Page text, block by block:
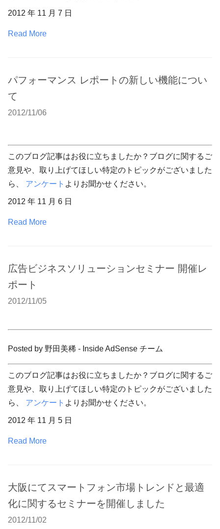
2012 年 11 月 7 日
Read More
パフォーマンス レポートの新しい機能につい
て
2012/11/06
このブログ記事はお役に立ちましたか？ブログに関するご
意見や、取り上げてほしい特定のトピックがございました
ら、 アンケート よりお聞かせください。
2012 年 11 月 6 日
Read More
広告ビジネスソリューションセミナー 開催レ
ポート
2012/11/05
Posted by 野田美稀 - Inside AdSense チーム
このブログ記事はお役に立ちましたか？ブログに関するご
意見や、取り上げてほしい特定のトピックがございました
ら、 アンケート よりお聞かせください。
2012 年 11 月 5 日
Read More
大阪にてスマートフォン市場トレンドと最適
化に関するセミナーを開催しました
2012/11/02